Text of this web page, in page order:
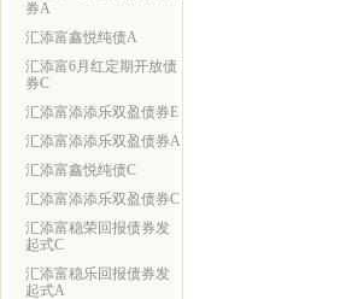
券A
汇添富鑫悦纯债A
汇添富6月红定期开放债
券C
汇添富添添乐双盈债券E
汇添富添添乐双盈债券A
汇添富鑫悦纯债C
汇添富添添乐双盈债券C
汇添富稳荣回报债券发
起式C
汇添富稳乐回报债券发
起式A